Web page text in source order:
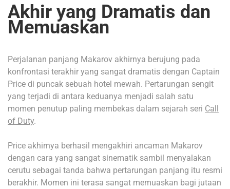
Akhir yang Dramatis dan
Memuaskan
Perjalanan panjang Makarov akhirnya berujung pada
konfrontasi terakhir yang sangat dramatis dengan Captain
Price di puncak sebuah hotel mewah. Pertarungan sengit
yang terjadi di antara keduanya menjadi salah satu
momen penutup paling membekas dalam sejarah seri Call
of Duty.
Price akhirnya berhasil mengakhiri ancaman Makarov
dengan cara yang sangat sinematik sambil menyalakan
cerutu sebagai tanda bahwa pertarungan panjang itu resmi
berakhir. Momen ini terasa sangat memuaskan bagi jutaan